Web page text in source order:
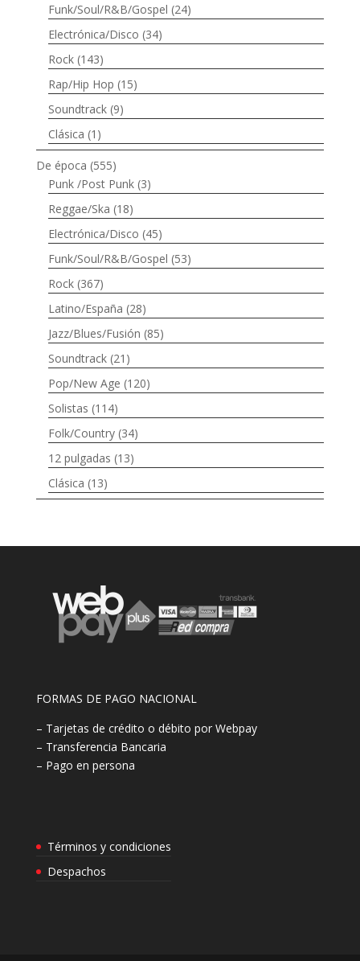
Funk/Soul/R&B/Gospel (24)
Electrónica/Disco (34)
Rock (143)
Rap/Hip Hop (15)
Soundtrack (9)
Clásica (1)
De época (555)
Punk /Post Punk (3)
Reggae/Ska (18)
Electrónica/Disco (45)
Funk/Soul/R&B/Gospel (53)
Rock (367)
Latino/España (28)
Jazz/Blues/Fusión (85)
Soundtrack (21)
Pop/New Age (120)
Solistas (114)
Folk/Country (34)
12 pulgadas (13)
Clásica (13)
FORMAS DE PAGO NACIONAL
– Tarjetas de crédito o débito por Webpay
– Transferencia Bancaria
– Pago en persona
Términos y condiciones
Despachos